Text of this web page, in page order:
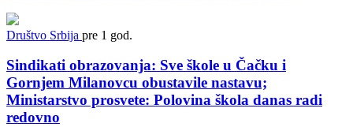
Društvo Srbija pre 1 god.
Sindikati obrazovanja: Sve škole u Čačku i
Gornjem Milanovcu obustavile nastavu;
Ministarstvo prosvete: Polovina škola danas radi
redovno